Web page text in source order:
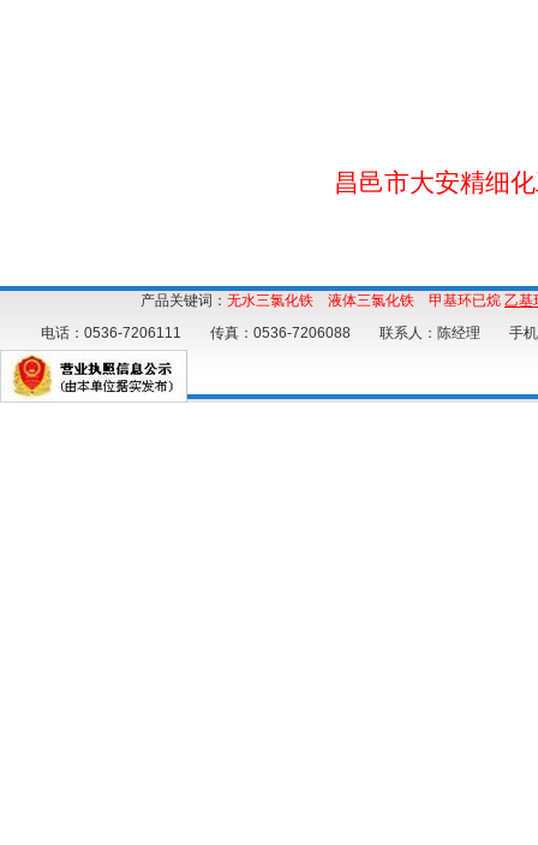
昌邑市大安精细
产品关键词： 无水三氯化铁 液体三氯化铁 甲基环已烷 乙基
电话：0536-7206111 传真：0536-7206088 联系人：陈经理 手